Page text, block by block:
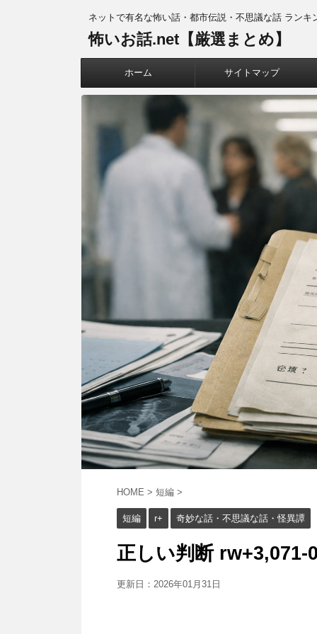
ネットで有名な怖い話・都市伝説・不思議な話 ランキ
怖いお話.net【厳選まとめ】
ホーム サイトマップ
HOME > 短編 >
短編 r+ 奇妙な話・不思議な話・怪異譚
正しい判断 rw+3,071-
更新日： 2026年01月31日